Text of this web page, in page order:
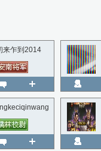
来乍到2014